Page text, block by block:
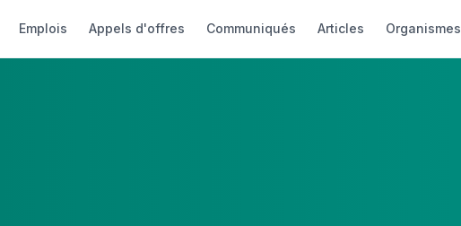
Emplois Appels d'offres Communiqués Articles Organismes